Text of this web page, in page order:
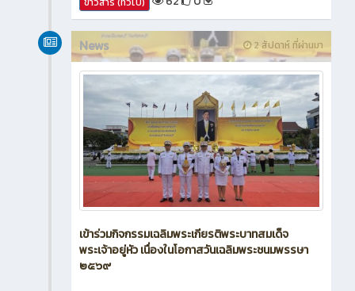
2 สัปดาห์ ที่ผ่านมา
News
เข้าร่วมกิจกรรมเฉลิมพระเกียรติพระบาทสมเด็จ
พระเจ้าอยู่หัว เนื่องในโอกาสวันเฉลิมพระชนมพรรษา
๒๕๖๙